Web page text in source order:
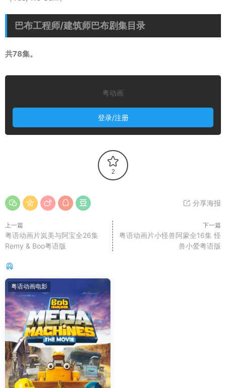
巴布工程师/建筑师巴布剧集目录
共78集。
粤动画
登录/注册
2
分享海报
上一篇
粤语动画片岚美与阿宝全26集
Remy & Boo粤语版
下一篇
粤语动画片小怪兽阿蒙全16集 怪
兽小爱粤语版
粤语动画电影